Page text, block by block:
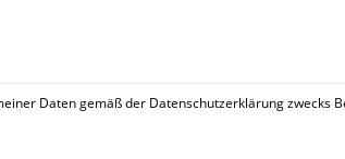
Daten gemäß der Datenschutzerklärung zwecks